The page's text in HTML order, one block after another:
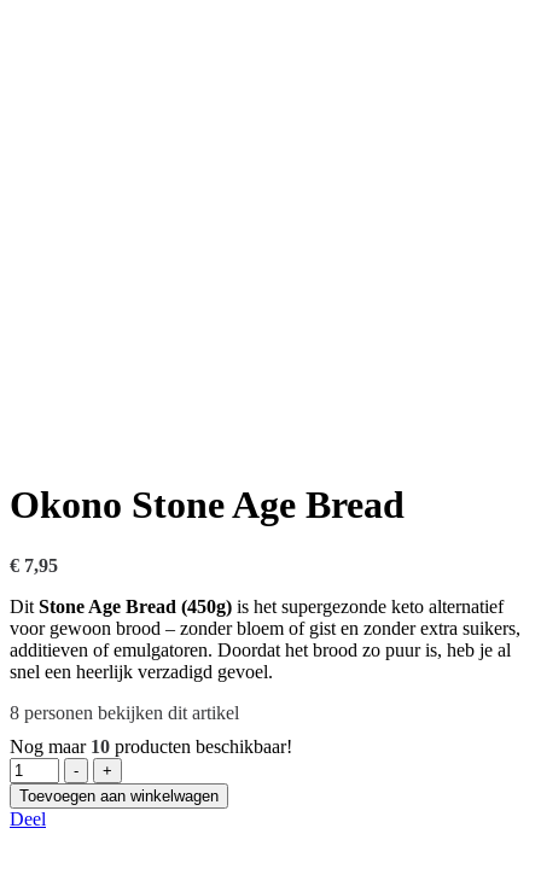
Okono Stone Age Bread
€ 7,95
DitStone Age Bread (450g) is het supergezonde keto alternatief
voor gewoon brood – zonder bloem of gist en zonder extra suikers,
additieven of emulgatoren. Doordat het brood zo puur is, heb je al
snel een heerlijk verzadigd gevoel.
8 personen bekijken dit artikel
Nog maar 10 producten beschikbaar!
Hoeveelheid
-
+
Toevoegen aan winkelwagen
Deel